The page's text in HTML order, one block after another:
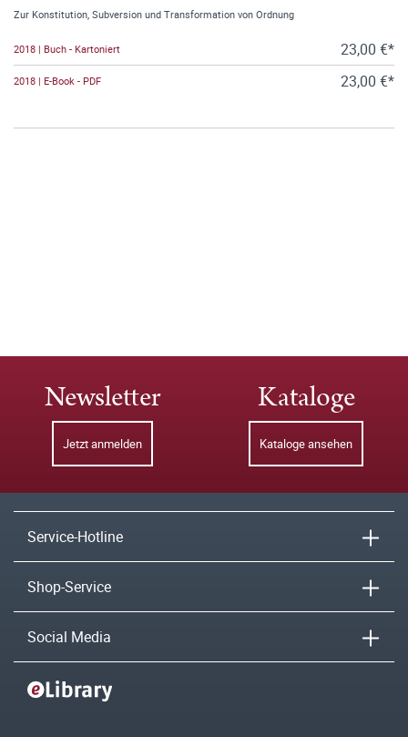
Zur Konstitution, Subversion und Transformation von Ordnung
2018 | Buch - Kartoniert 23,00 €*
2018 | E-Book - PDF 23,00 €*
Newsletter
Jetzt anmelden
Kataloge
Kataloge ansehen
Service-Hotline
Shop-Service
Social Media